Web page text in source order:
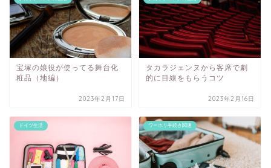
宝塚の娘役が使ってる舞台化
粧品（地編）
2023年2月17日
タカラジェンヌから客席で劇
的に目線をもらうコツ
2023年2月16日
ドイツ生活 ワーホリ手続き関連